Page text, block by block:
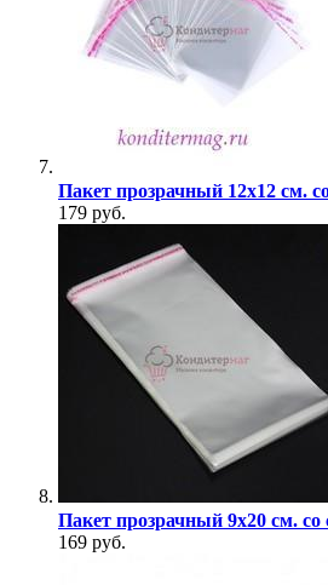
Пакет прозрачный 12х12 см.
179 руб.
Пакет прозрачный 9х20 см. со
169 руб.